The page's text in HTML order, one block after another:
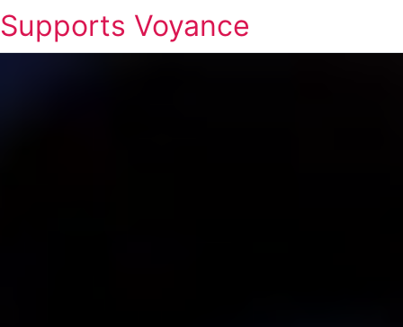
Supports Voyance